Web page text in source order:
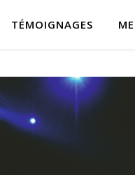
TÉMOIGNAGES